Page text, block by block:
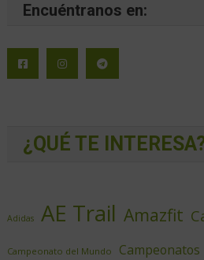
Encuéntranos en:
¿QUÉ TE
Adidas AE Trail Amazfit
Campeonato del Mundo Campeonatos